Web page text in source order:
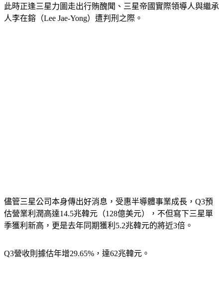
此時正逢三星力圖走出行賄醜聞、三星帝國實際領導人與繼承
人李在鎔（Lee Jae-Yong）遭判刑之際。
儘管三星公司本身傳出好消息，受惠半導體事業成長，Q3預
估營業利潤高達14.5兆韓元（128億美元），不但寫下三星單
季獲利新高，更是去年同期獲利5.2兆韓元的將近3倍。
Q3營收則據估年增29.65%，達62兆韓元。